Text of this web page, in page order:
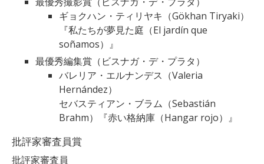
ギョクハン・ティリヤキ（Gökhan Tiryaki）
『私たちが夢見た庭（El jardín que
soñamos）』
最優秀編集賞（ビスナガ・デ・プラタ）
バレリア・エルナンデス（Valeria
Hernández）
セバスティアン・ブラム（Sebastián
Brahm）『赤い格納庫（Hangar rojo）』
批評家審査員賞
批評家審査員